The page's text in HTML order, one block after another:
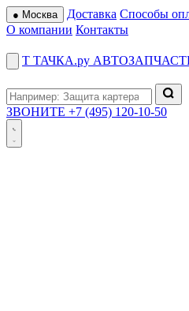
● Москва Доставка Способы
О компании Контакты
Т ТАЧКА.ру
ЗВОНИТЕ +7 (495) 120-10-50